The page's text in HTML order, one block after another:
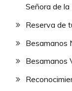
Señora de
Reserva de
Besamanos
Besamanos